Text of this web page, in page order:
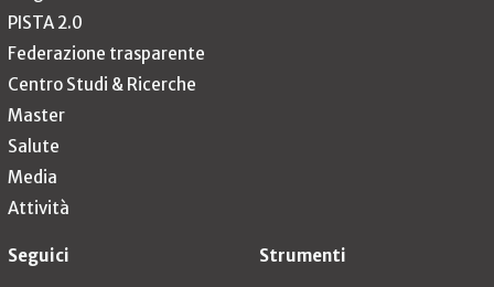
PISTA 2.0
Federazione trasparente
Centro Studi & Ricerche
Master
Salute
Media
Attività
Seguici Strumenti